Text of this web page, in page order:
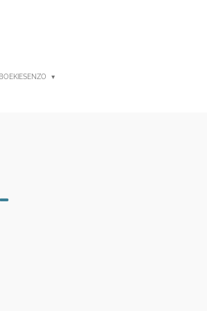
BOEKIESENZO